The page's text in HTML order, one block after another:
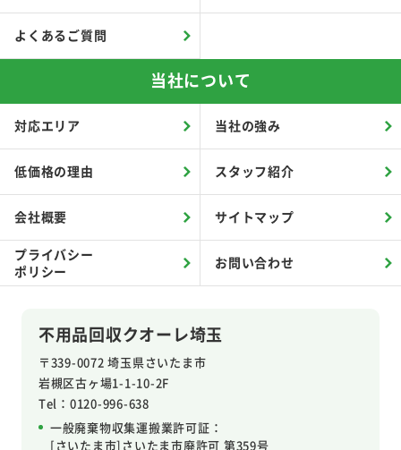
不用品回収クオーレ埼玉
〒339-0072 埼玉県さいたま市
岩槻区古ヶ場1-1-10-2F
Tel：0120-996-638
一般廃棄物収集運搬業許可証：
[さいたま市]さいたま市廃許可 第359号
よくあるご質問
当社について
対応エリア 当社の強み
低価格の理由 スタッフ紹介
会社概要 サイトマップ
プライバシー
ポリシー
お問い合わせ